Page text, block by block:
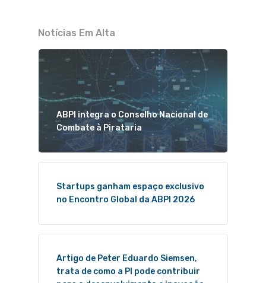
Notícias Em Alta
ABPI integra o Conselho Nacional de
Combate à Pirataria
Startups ganham espaço exclusivo
no Encontro Global da ABPI 2026
Artigo de Peter Eduardo Siemsen,
trata de como a PI pode contribuir